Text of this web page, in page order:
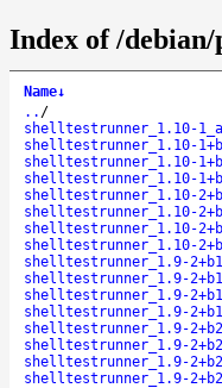
Index of /
Name↓
.. /
shelltestrunner_1.10-
shelltestrunner_1.10-
shelltestrunner_1.10-
shelltestrunner_1.10-
shelltestrunner_1.10-
shelltestrunner_1.10-
shelltestrunner_1.10-
shelltestrunner_1.10-
shelltestrunner_1.9-
shelltestrunner_1.9-
shelltestrunner_1.9-
shelltestrunner_1.9-
shelltestrunner_1.9-
shelltestrunner_1.9-
shelltestrunner_1.9-
shelltestrunner_1.9-